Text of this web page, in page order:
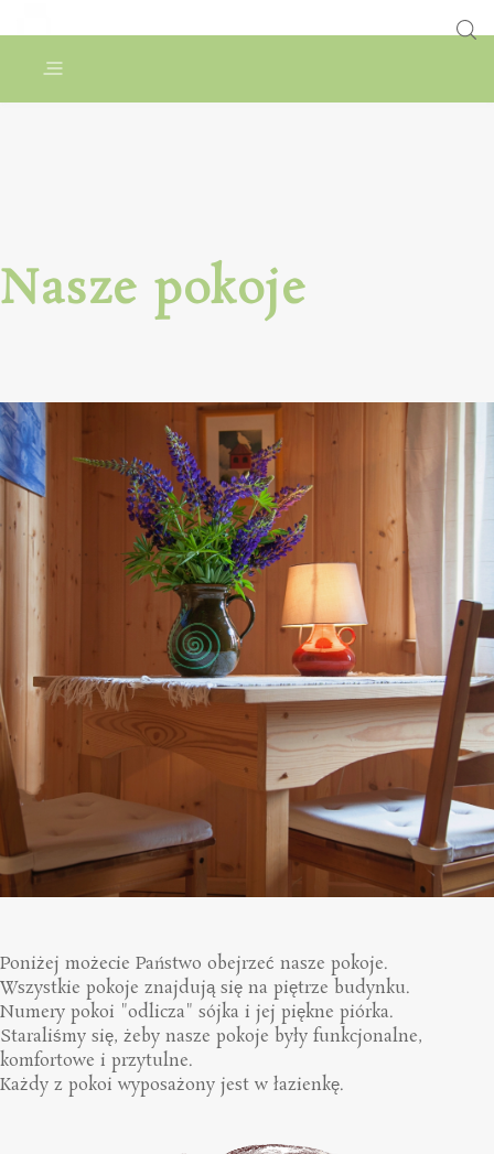
Nasze pokoje
Poniżej możecie Państwo obejrzeć nasze pokoje.
Wszystkie pokoje znajdują się na piętrze budynku.
Numery pokoi "odlicza" sójka i jej piękne piórka.
Staraliśmy się, żeby nasze pokoje były funkcjonalne,
komfortowe i przytulne.
Każdy z pokoi wyposażony jest w łazienkę.